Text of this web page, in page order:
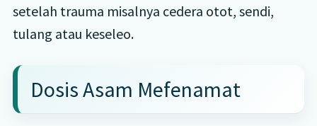
setelah trauma misalnya cedera otot, sendi,
tulang atau keseleo.
Dosis Asam Mefenamat